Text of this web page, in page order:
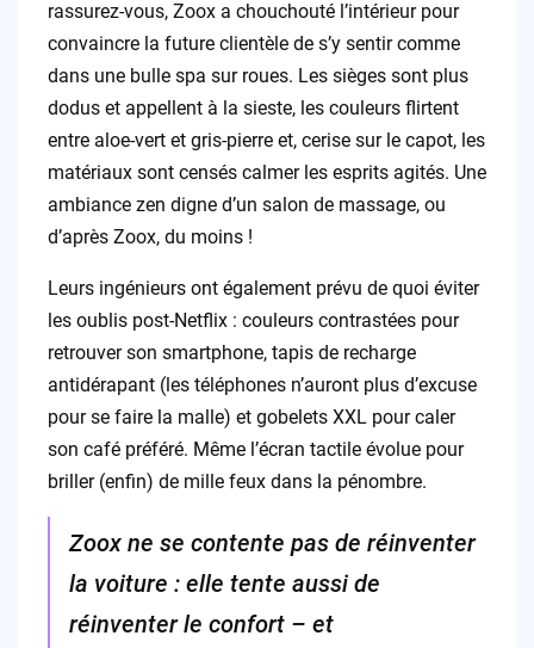
rassurez-vous, Zoox a chouchouté l’intérieur pour
convaincre la future clientèle de s’y sentir comme
dans une bulle spa sur roues. Les sièges sont plus
dodus et appellent à la sieste, les couleurs flirtent
entre aloe-vert et gris-pierre et, cerise sur le capot, les
matériaux sont censés calmer les esprits agités. Une
ambiance zen digne d’un salon de massage, ou
d’après Zoox, du moins !
Leurs ingénieurs ont également prévu de quoi éviter
les oublis post-Netflix : couleurs contrastées pour
retrouver son smartphone, tapis de recharge
antidérapant (les téléphones n’auront plus d’excuse
pour se faire la malle) et gobelets XXL pour caler
son café préféré. Même l’écran tactile évolue pour
briller (enfin) de mille feux dans la pénombre.
Zoox ne se contente pas de réinventer
la voiture : elle tente aussi de
réinventer le confort – et